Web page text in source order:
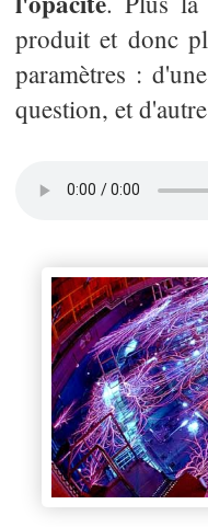
produit et donc
paramètres :
question, et